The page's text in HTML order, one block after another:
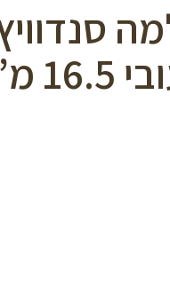
סנדוויץ
טפ
16.5 מ"מ - גוון לבן טפ